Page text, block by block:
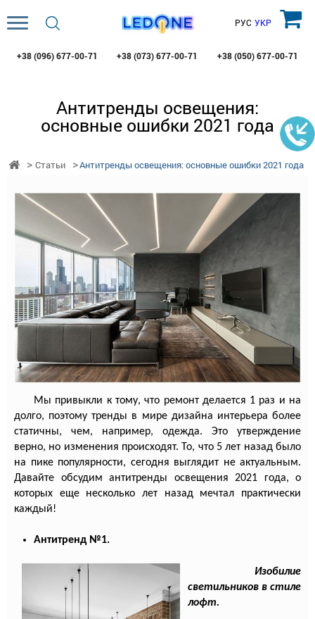
+38 (096) 677-00-71 +38 (073)677-00-71 +38 (050)677-00-71
РУС УКР
Антитренды освещения:
основные ошибки 2021 года
Статьи Антитренды освещения: основные ошибки 2021 года
Мы привыкли к тому, что ремонт делается 1 раз и на
долго, поэтому тренды в мире дизайна интерьера более
статичны, чем, например, одежда. Это утверждение
верно, но изменения происходят. То, что 5 лет назад было
на пике популярности, сегодня выглядит не актуальным.
Давайте обсудим антитренды освещения 2021 года, о
которых еще несколько лет назад мечтал практически
каждый!
Антитренд №1.
Изобилие
светильников в стиле
лофт.